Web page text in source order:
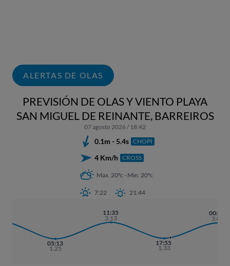
ALERTAS DE OLAS
PREVISIÓN DE OLAS Y VIENTO PLAYA
SAN MIGUEL DE REINANTE, BARREIROS
07 agosto 2026 / 18:42
0.1m - 5.4s CHOPI
4 Km/h CROSS
Max. 20ºc - Min. 20ºc
7:22 21:44
05:13
1.25
11:35
3.13
17:55
1.33
00:14
3.07